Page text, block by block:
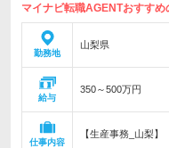
マイナビ転職AGENTおすすめ
勤務地
山梨県
給与
350～500万円
仕事内容
【生産事務_山梨】